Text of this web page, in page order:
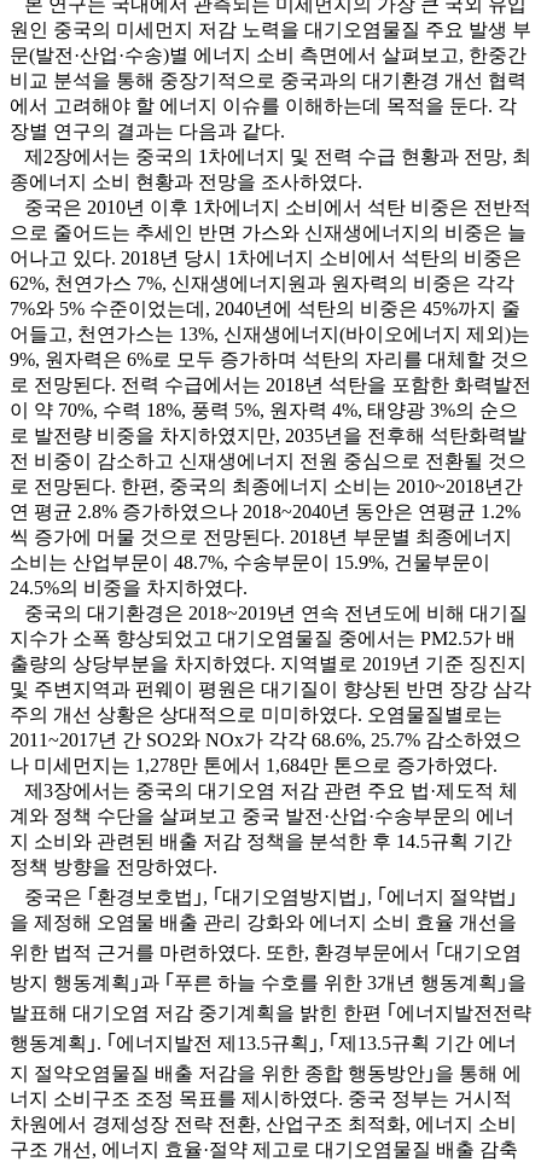
본 연구는 국내에서 관측되는 미세먼지의 가장 큰 국외 유입
원인 중국의 미세먼지 저감 노력을 대기오염물질 주요 발생 부
문(발전·산업·수송)별 에너지 소비 측면에서 살펴보고, 한중간
비교 분석을 통해 중장기적으로 중국과의 대기환경 개선 협력
에서 고려해야 할 에너지 이슈를 이해하는데 목적을 둔다. 각
장별 연구의 결과는 다음과 같다.
제2장에서는 중국의 1차에너지 및 전력 수급 현황과 전망, 최
종에너지 소비 현황과 전망을 조사하였다.
중국은 2010년 이후 1차에너지 소비에서 석탄 비중은 전반적
으로 줄어드는 추세인 반면 가스와 신재생에너지의 비중은 늘
어나고 있다. 2018년 당시 1차에너지 소비에서 석탄의 비중은
62%, 천연가스 7%, 신재생에너지원과 원자력의 비중은 각각
7%와 5% 수준이었는데, 2040년에 석탄의 비중은 45%까지 줄
어들고, 천연가스는 13%, 신재생에너지(바이오에너지 제외)는
9%, 원자력은 6%로 모두 증가하며 석탄의 자리를 대체할 것으
로 전망된다. 전력 수급에서는 2018년 석탄을 포함한 화력발전
이 약 70%, 수력 18%, 풍력 5%, 원자력 4%, 태양광 3%의 순으
로 발전량 비중을 차지하였지만, 2035년을 전후해 석탄화력발
전 비중이 감소하고 신재생에너지 전원 중심으로 전환될 것으
로 전망된다. 한편, 중국의 최종에너지 소비는 2010~2018년간
연 평균 2.8% 증가하였으나 2018~2040년 동안은 연평균 1.2%
씩 증가에 머물 것으로 전망된다. 2018년 부문별 최종에너지
소비는 산업부문이 48.7%, 수송부문이 15.9%, 건물부문이
24.5%의 비중을 차지하였다.
중국의 대기환경은 2018~2019년 연속 전년도에 비해 대기질
지수가 소폭 향상되었고 대기오염물질 중에서는 PM2.5가 배
출량의 상당부분을 차지하였다. 지역별로 2019년 기준 징진지
및 주변지역과 펀웨이 평원은 대기질이 향상된 반면 장강 삼각
주의 개선 상황은 상대적으로 미미하였다. 오염물질별로는
2011~2017년 간 SO2와 NOx가 각각 68.6%, 25.7% 감소하였으
나 미세먼지는 1,278만 톤에서 1,684만 톤으로 증가하였다.
제3장에서는 중국의 대기오염 저감 관련 주요 법·제도적 체
계와 정책 수단을 살펴보고 중국 발전·산업·수송부문의 에너
지 소비와 관련된 배출 저감 정책을 분석한 후 14.5규획 기간
정책 방향을 전망하였다.
중국은 ｢환경보호법｣, ｢대기오염방지법｣, ｢에너지 절약법｣
을 제정해 오염물 배출 관리 강화와 에너지 소비 효율 개선을
위한 법적 근거를 마련하였다. 또한, 환경부문에서 ｢대기오염
방지 행동계획｣과 ｢푸른 하늘 수호를 위한 3개년 행동계획｣을
발표해 대기오염 저감 중기계획을 밝힌 한편 ｢에너지발전전략
행동계획｣. ｢에너지발전 제13.5규획｣, ｢제13.5규획 기간 에너
지 절약오염물질 배출 저감을 위한 종합 행동방안｣을 통해 에
너지 소비구조 조정 목표를 제시하였다. 중국 정부는 거시적
차원에서 경제성장 전략 전환, 산업구조 최적화, 에너지 소비
구조 개선, 에너지 효율·절약 제고로 대기오염물질 배출 감축